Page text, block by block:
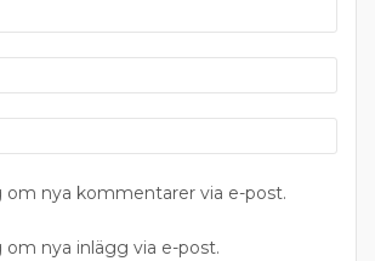
om nya kommentarer via e-post.
om nya inlägg via e-post.